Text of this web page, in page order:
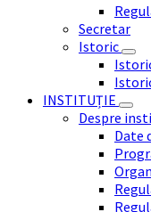
Secretar
Istoric
INSTITUȚIE
Despre
Date